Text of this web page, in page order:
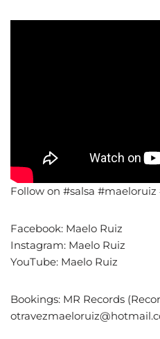
Follow on #salsa
Facebook: Maelo Ruiz
Instagram: Maelo Ruiz
YouTube: Maelo Ruiz
Bookings: MR Records